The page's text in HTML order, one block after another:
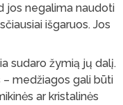
jos negalima naudoti
išgaruos. Jos
sudaro žymią jų dalį.
– medžiagos gali būti
ar kristalinės